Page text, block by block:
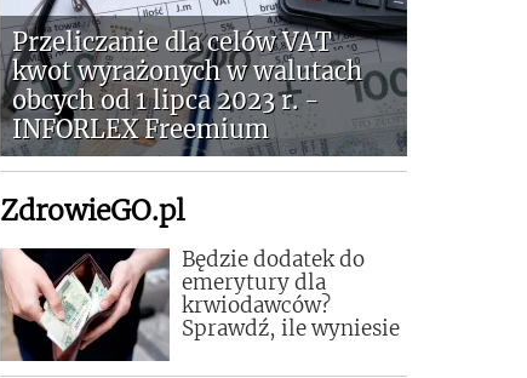
Przeliczanie dla celów VAT
kwot wyrażonych w walutach
obcych od 1 lipca 2023 r. -
INFORLEX Freemium
ZdrowieGO.pl
Będzie dodatek do
emerytury dla
krwiodawców?
Sprawdź, ile wyniesie